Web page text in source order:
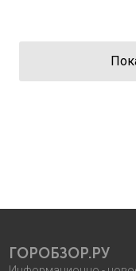
ГОРОБЗОР.РУ